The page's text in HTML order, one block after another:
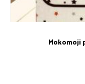
Mokomoji